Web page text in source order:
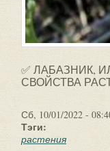
✅ ЛАБАЗНИК,
СВОЙСТВА
Сб, 10/01/2022 -
Тэги:
растения